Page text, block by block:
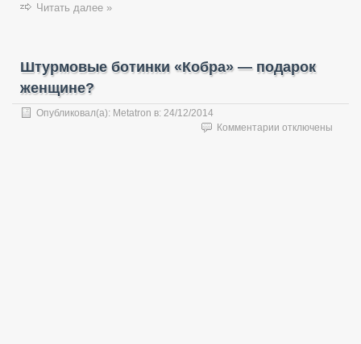
Читать далее »
Штурмовые ботинки «Кобра» — подарок
женщине?
Опубликовал(а): Metatron в: 24/12/2014
Комментарии котключены